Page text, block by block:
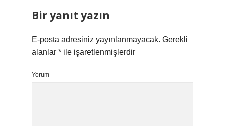
Bir yanıt yazın
E-posta adresiniz yayınlanmayacak. Gerekli
alanlar * ile işaretlenmişlerdir
Yorum